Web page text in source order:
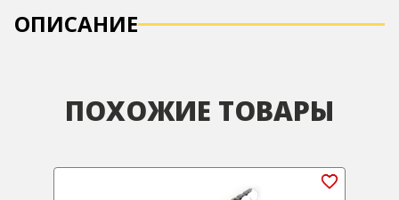
ОПИСАНИЕ
ПОХОЖИЕ ТОВАРЫ